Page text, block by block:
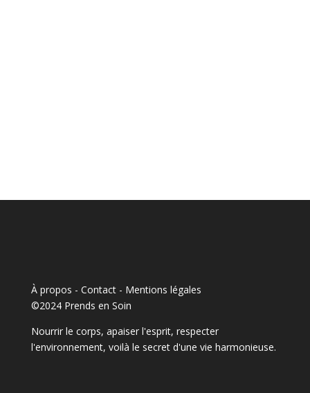
À propos - Contact- Mentions légales
©2024 Prends en Soin
Nourrir le corps, apaiser l'esprit, respecter
l'environnement, voilà le secret d'une vie harmonieuse.